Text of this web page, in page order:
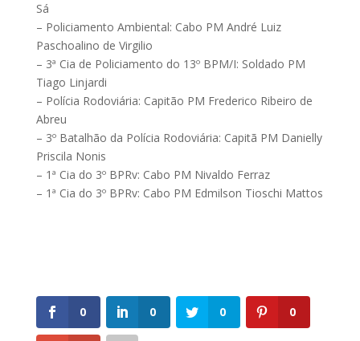
Sá
– Policiamento Ambiental: Cabo PM André Luiz
Paschoalino de Virgilio
– 3ª Cia de Policiamento do 13º BPM/I: Soldado PM
Tiago Linjardi
– Polícia Rodoviária: Capitão PM Frederico Ribeiro de
Abreu
– 3º Batalhão da Polícia Rodoviária: Capitã PM Danielly
Priscila Nonis
– 1ª Cia do 3º BPRv: Cabo PM Nivaldo Ferraz
– 1ª Cia do 3º BPRv: Cabo PM Edmilson Tioschi Mattos
0 0 0 0